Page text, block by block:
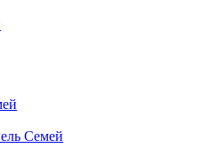
Семей